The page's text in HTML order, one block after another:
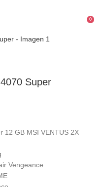
0
Super
12 GB MSI VENTUS 2X
Vengeance